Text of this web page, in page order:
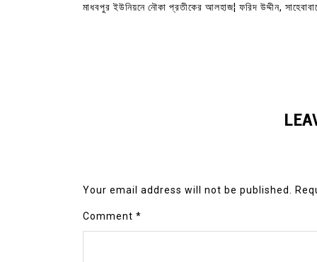
মাধবপুর ইউনিয়নে নৌকা প্রতীকের আলহাজ¦ ফরিদ উদ্দীন,
Your email address will not be published.
Comment *